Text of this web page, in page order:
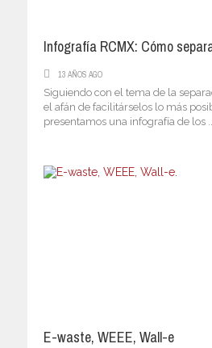
Infografía RCMX: Cómo
13 AÑOS AGO
Siguiendo con el tema de la
el afán de facilitárselos lo más
presentamos una infografía de los
E-waste, WEEE, Wall-e